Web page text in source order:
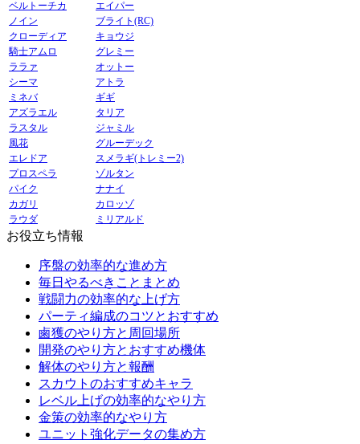
ベルトーチカ
エイパー
ノイン
ブライト(RC)
クローディア
キョウジ
騎士アムロ
グレミー
ララァ
オットー
シーマ
アトラ
ミネバ
ギギ
アズラエル
タリア
ラスタル
ジャミル
風花
グルーデック
エレドア
スメラギ(トレミー2)
プロスペラ
ゾルタン
パイク
ナナイ
カガリ
カロッゾ
ラウダ
ミリアルド
お役立ち情報
序盤の効率的な進め方
毎日やるべきことまとめ
戦闘力の効率的な上げ方
パーティ編成のコツとおすすめ
鹵獲のやり方と周回場所
開発のやり方とおすすめ機体
解体のやり方と報酬
スカウトのおすすめキャラ
レベル上げの効率的なやり方
金策の効率的なやり方
ユニット強化データの集め方